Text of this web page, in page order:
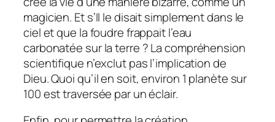
magicien. Et s’Il le disait simplement dans le
ciel et que la foudre frappait l’eau
carbonatée sur la terre ? La compréhension
scientifique n’exclut pas l’implication de
Dieu. Quoi qu’il en soit, environ 1 planète sur
100 est traversée par un éclair.